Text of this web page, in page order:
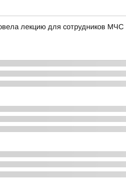
лекцию для сотрудников МЧС